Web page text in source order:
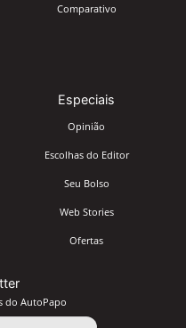
Comparativo
Especiais
Opinião
Escolhas do Editor
Seu Bolso
Web Stories
Ofertas
do AutoPapo